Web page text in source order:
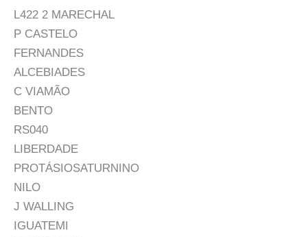
L422 2 MARECHAL
P CASTELO
FERNANDES
ALCEBIADES
C VIAMÃO
BENTO
RS040
LIBERDADE
PROTÁSIOSATURNINO
NILO
J WALLING
IGUATEMI